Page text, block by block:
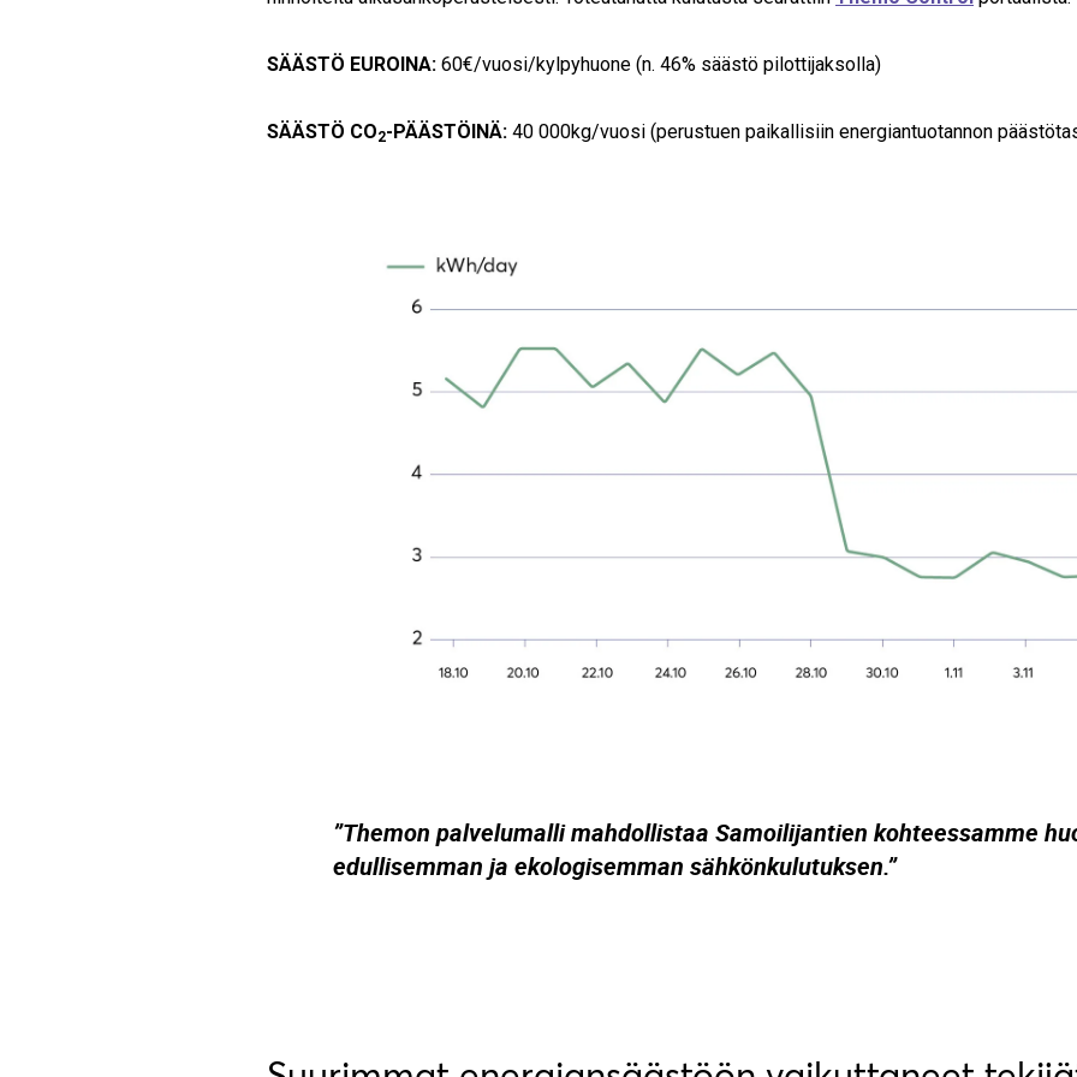
SÄÄSTÖ EUROINA: 60€/vuosi/kylpyhuone (n. 46% säästö pilottijaksolla)
SÄÄSTÖ CO2-PÄÄSTÖINÄ: 40 000kg/vuosi (perustuen paikallisiin energiantuotannon
”Themon palvelumalli mahdollistaa Samoilijantien kohteessamme
edullisemman ja ekologisemman sähkönkulutuksen.”